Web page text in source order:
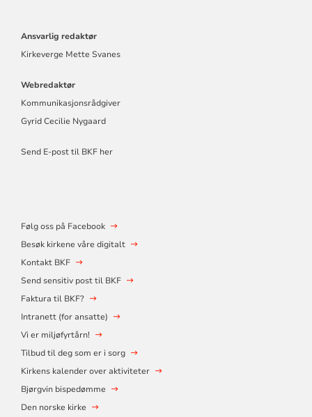
Ansvarlig redaktør
Kirkeverge Mette Svanes
Webredaktør
Kommunikasjonsrådgiver
Gyrid Cecilie Nygaard
Send E-post til BKF her
Følg oss på Facebook
Besøk kirkene våre digitalt
Kontakt BKF
Send sensitiv post til BKF
Faktura til BKF?
Intranett (for ansatte)
Vi er miljøfyrtårn!
Tilbud til deg som er i sorg
Kirkens kalender over aktiviteter
Bjørgvin bispedømme
Den norske kirke